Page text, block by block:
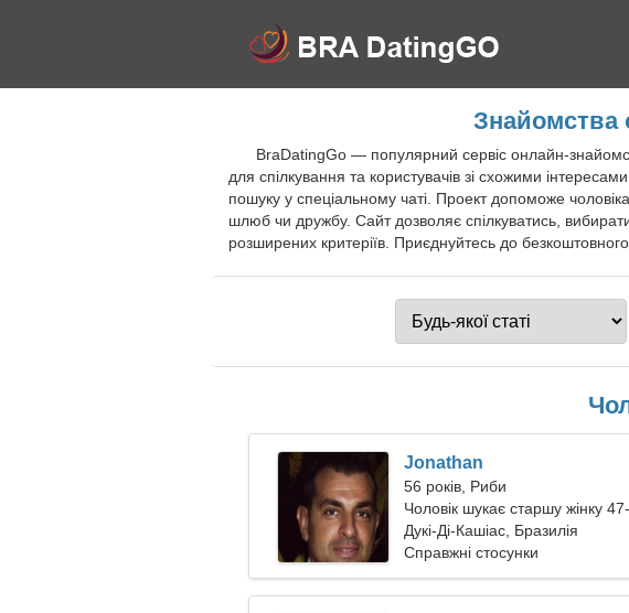
Знайомства
BraDatingGo — популярний сервіс онлайн-
для спілкування та користувачів зі схожими
пошуку у спеціальному чаті. Проект допоможе
шлюб чи дружбу. Сайт дозволяє спілкуватись, вибирати
розширених критеріїв. Приєднуйтесь до
Jonathan
56 років, Риби
Чоловік шукає старшу жінку
Дукі-Ді-Кашіас, Бразилія
Справжні стосунки